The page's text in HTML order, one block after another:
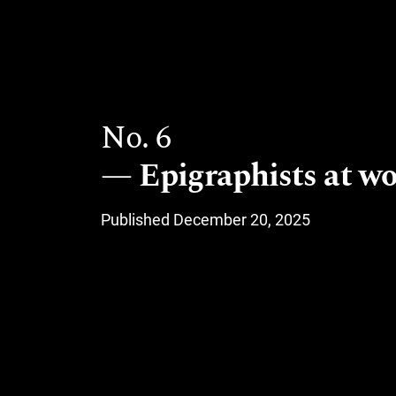
No. 6
Epigraphists at
Published December 20, 2025